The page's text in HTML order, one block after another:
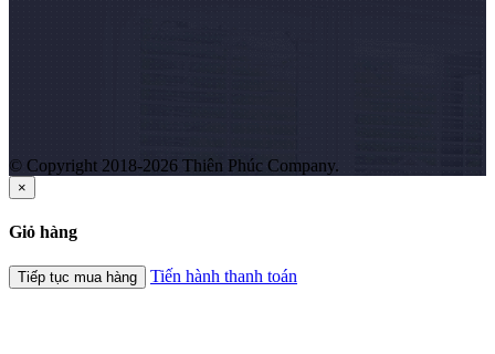
© Copyright 2018-2026 Thiên Phúc Company.
×
Giỏ hàng
Tiếp tục mua hàng Tiến hành thanh toán